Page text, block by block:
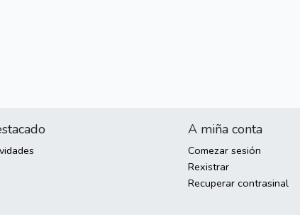
A miña conta
Comezar sesión
Rexistrar
Recuperar contrasinal